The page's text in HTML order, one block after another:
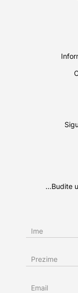
...Budite
Ime
Prezime
Email